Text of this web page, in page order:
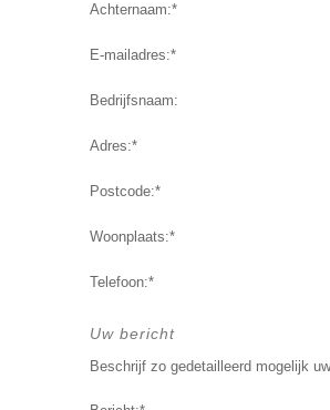
Achternaam:*
E-mailadres:*
Bedrijfsnaam:
Adres:*
Postcode:*
Woonplaats:*
Telefoon:*
Uw bericht
Beschrijf zo gedetailleerd mogelijk